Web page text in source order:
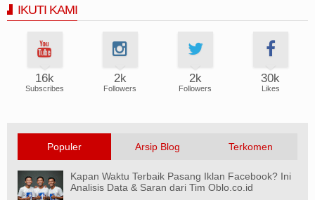
IKUTI KAMI
16k
Subscribes
2k
Followers
2k
Followers
30k
Likes
Populer Arsip Blog Terkomen
Kapan Waktu Terbaik Pasang Iklan Facebook? Ini
Analisis Data & Saran dari Tim Oblo.co.id